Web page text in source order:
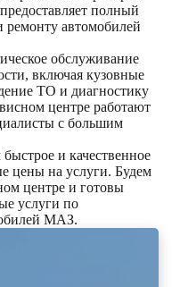
полный
ремонту автомобилей
обслуживание
включая кузовные
ТО и диагностику
центре работают
с большим
и качественное
цены на услуги. Будем
центре и готовы
услуги по
МАЗ.